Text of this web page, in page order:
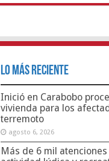
Lo Más Reciente
Inició en Carabobo
vivienda para los
terremoto
agosto 6, 2026
Más de 6 mil